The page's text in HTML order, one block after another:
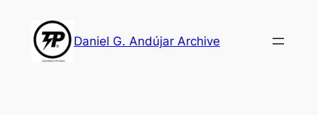
content
Daniel G. Andújar Archive